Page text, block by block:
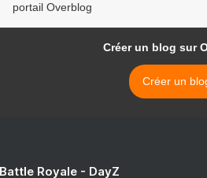
portail Overblog
Créer un blog sur
Créer un
Royale - DayZ